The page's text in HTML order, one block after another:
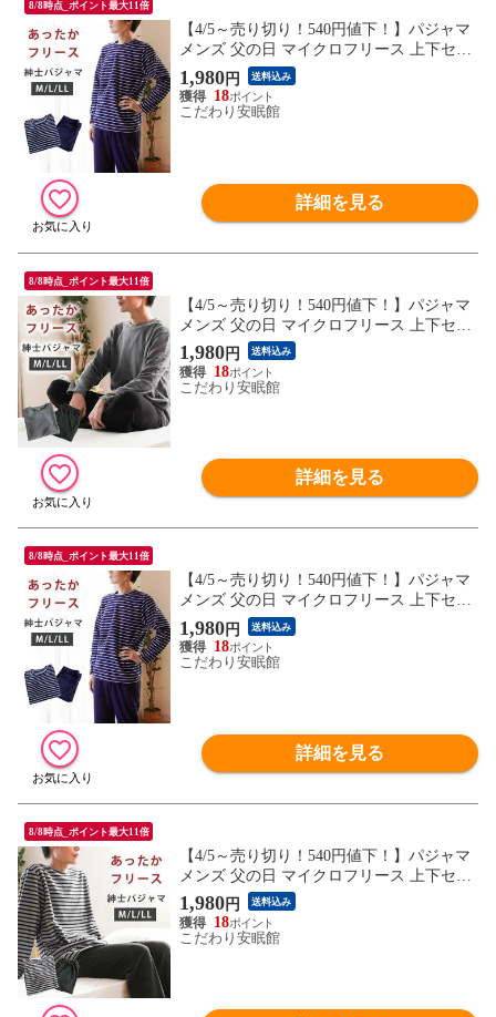
8/8時点_ポイント最大11倍
【4/5～売り切り！540円値下！】パジャマ
メンズ 父の日 マイクロフリース 上下セッ
ト ラウンドネック ふわふわ 丸首 長袖長ズ
ボン部屋着 無地 ボーダー柄 軽い あったか
暖か シンプル 紳士 冬 グレー ネイビー 節
1,980円 送料込み
18
こだわり安眠館
詳細を見る
8/8時点_ポイント最大11倍
【4/5～売り切り！540円値下！】パジャマ
メンズ 父の日 マイクロフリース 上下セッ
ト ラウンドネック ふわふわ 丸首 長袖長ズ
ボン部屋着 無地 ボーダー柄 軽い あったか
暖か シンプル 紳士 冬 グレー ネイビー
1,980円 送料込み
18
こだわり安眠館
詳細を見る
8/8時点_ポイント最大11倍
【4/5～売り切り！540円値下！】パジャマ
メンズ 父の日 マイクロフリース 上下セッ
ト ラウンドネック ふわふわ 丸首 長袖長ズ
ボン部屋着 無地 ボーダー柄 軽い あったか
暖か シンプル 紳士 冬 グレー ネイビー
1,980円 送料込み
18
こだわり安眠館
詳細を見る
8/8時点_ポイント最大11倍
【4/5～売り切り！540円値下！】パジャマ
メンズ 父の日 マイクロフリース 上下セッ
ト ラウンドネック ふわふわ 丸首 長袖長ズ
ボン部屋着 無地 ボーダー柄 軽い あったか
暖か シンプル 紳士 冬 グレー ネイビー 節
1,980円 送料込み
18
こだわり安眠館